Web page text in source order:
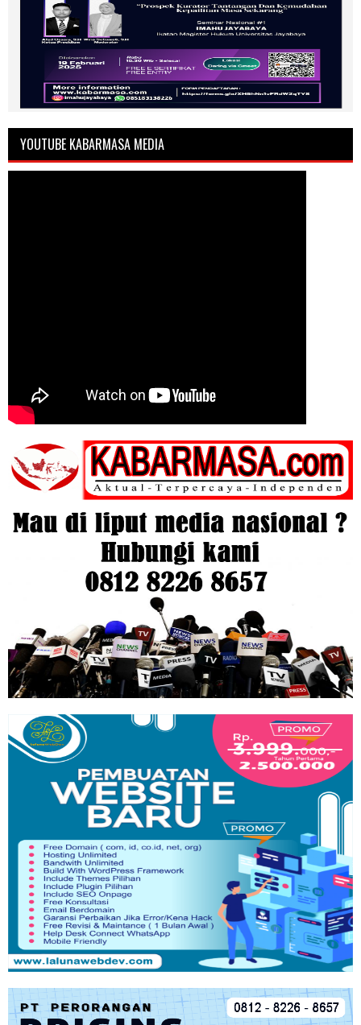
YOUTUBE KABARMASA MEDIA